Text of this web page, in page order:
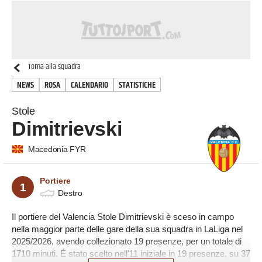
Torna alla squadra
NEWS ROSA CALENDARIO STATISTICHE
Stole
Dimitrievski
Macedonia FYR
1
Portiere
Destro
Il portiere del Valencia Stole Dimitrievski è sceso in campo
nella maggior parte delle gare della sua squadra in LaLiga nel
2025/2026, avendo collezionato 19 presenze, per un totale di
1710 minuti. É stato scelto nell'11 iniziale in 19 presenze, su 37